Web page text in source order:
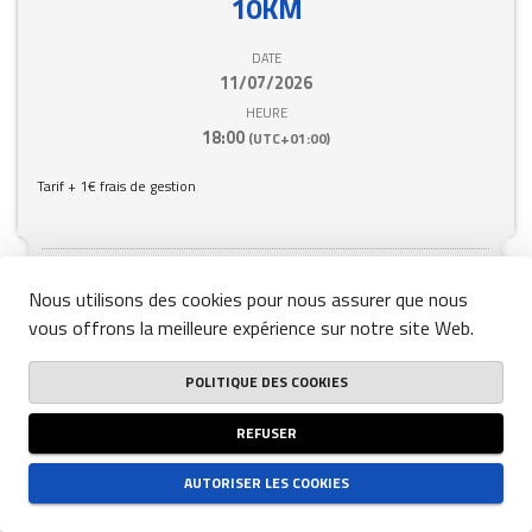
10KM
DATE
11/07/2026
HEURE
18:00 (UTC+01:00)
Tarif + 1€ frais de gestion
Cette compétition est indisponible.
person
20KM
close
Nous utilisons des cookies pour nous assurer que nous
vous offrons la meilleure expérience sur notre site Web.
POLITIQUE DES COOKIES
REFUSER
AUTORISER LES COOKIES